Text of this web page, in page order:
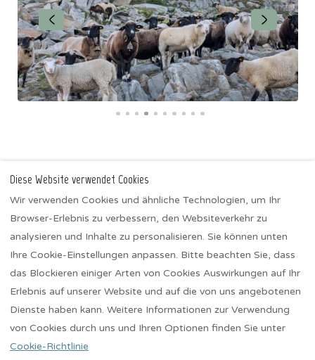
IMHOF ALPINE
Ferienwohnungen
Aktivitäten Winter
Aktivitäten Sommer
Datenschutzerklärung
Impressum
Diese Website verwendet Cookies
Wir verwenden Cookies und ähnliche Technologien, um Ihr
Browser-Erlebnis zu verbessern, den Websiteverkehr zu
analysieren und Inhalte zu personalisieren. Sie können unten
Ihre Cookie-Einstellungen anpassen. Bitte beachten Sie, dass
das Blockieren einiger Arten von Cookies Auswirkungen auf Ihr
Erlebnis auf unserer Website und auf die von uns angebotenen
Dienste haben kann. Weitere Informationen zur Verwendung
von Cookies durch uns und Ihren Optionen finden Sie unter
Cookie-Richtlinie